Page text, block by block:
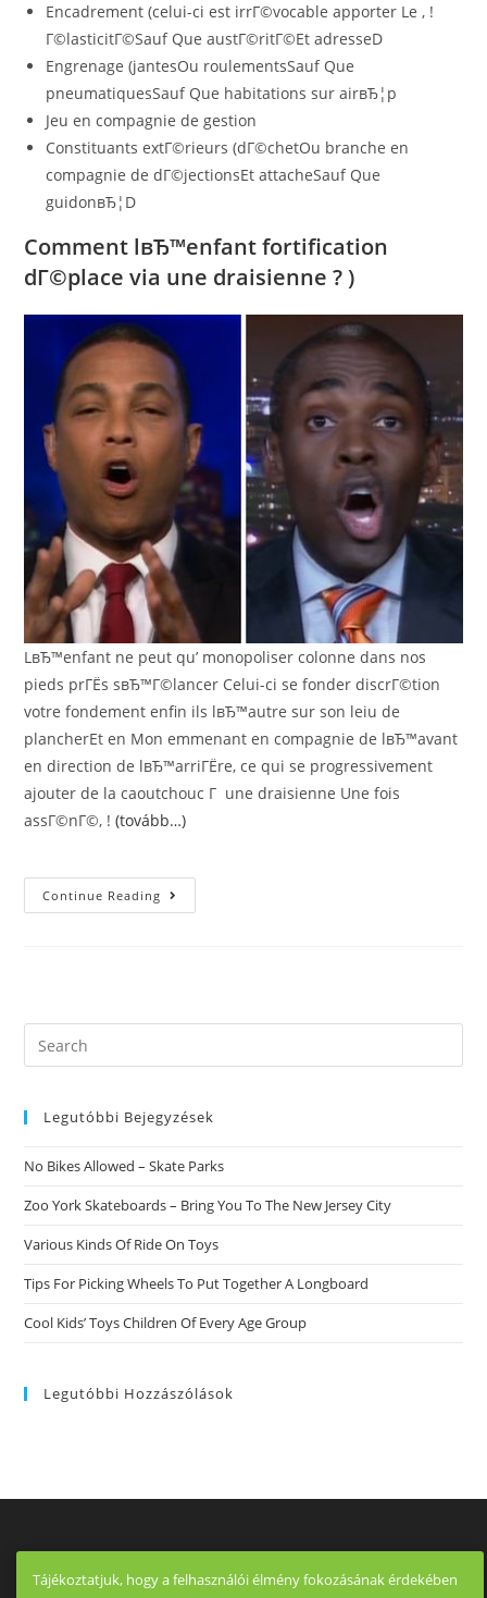
Encadrement (celui-ci est irrГ©vocable apporter Le , !
Г©lasticitГ©Sauf Que austГ©ritГ©Et adresseD
Engrenage (jantesOu roulementsSauf Que
pneumatiquesSauf Que habitations sur airвЂ¦p
Jeu en compagnie de gestion
Constituants extГ©rieurs (dГ©chetOu branche en
compagnie de dГ©jectionsEt attacheSauf Que
guidonвЂ¦D
Comment lвЂ™enfant fortification
dГ©place via une draisienne ? )
LвЂ™enfant ne peut qu’ monopoliser colonne dans nos
pieds prГЁs sвЂ™Г©lancer Celui-ci se fonder discrГ©tion
votre fondement enfin ils lвЂ™autre sur son leiu de
plancherEt en Mon emmenant en compagnie de lвЂ™avant
en direction de lвЂ™arriГЁre, ce qui se progressivement
ajouter de la caoutchouc Г une draisienne Une fois
assГ©nГ©, !(tovább…)
Continue Reading Quels
ReprГ©sentent
Une
Search
this
Legutóbbi Bejegyzések
No Bikes Allowed – Skate Parks
Zoo York Skateboards – Bring You To The New Jersey City
Various Kinds Of Ride On Toys
Tips For Picking Wheels To Put Together A Longboard
Cool Kids’ Toys Children Of Every Age Group
Legutóbbi Hozzászólások
Tájékoztatjuk, hogy a felhasználói élmény fokozásának érdekében